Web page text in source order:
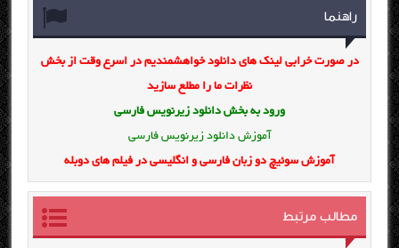
راهنما
در صورت خرابی لینک های دانلود خواهشمندیم در اسرع وقت از بخش
نظرات ما را مطلع سازید
ورود به بخش دانلود زیرنویس فارسی
آموزش دانلود زیرنویس فارسی
آموزش سوئیچ دو زبان فارسی و انگلیسی در فیلم های دوبله
مطالب مرتبط